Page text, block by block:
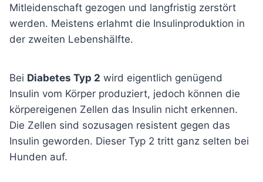
Mitleidenschaft gezogen und langfristig zerstört
werden. Meistens erlahmt die Insulinproduktion in
der zweiten Lebenshälfte.
Bei Diabetes Typ 2 wird eigentlich genügend
Insulin vom Körper produziert, jedoch können die
körpereigenen Zellen das Insulin nicht erkennen.
Die Zellen sind sozusagen resistent gegen das
Insulin geworden. Dieser Typ 2 tritt ganz selten bei
Hunden auf.